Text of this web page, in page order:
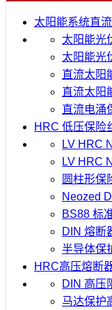
太阳能系统直
太阳能光
太阳能光
直流太阳
直流太阳
直流电涌
HRC 低压保险
LV HRC
LV HRC
圆柱形保
Neozed
BS88 标
DIN 熔断
半导体保
HRC高压熔断
DIN 高压
马达保护